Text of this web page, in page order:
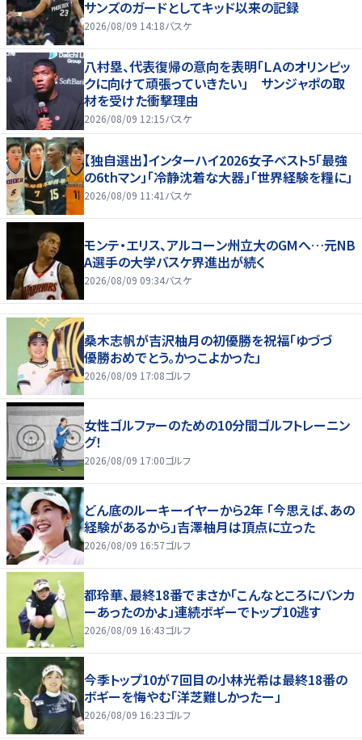
サンズのガードとしてキッド以来の記録
2026/08/09 14:18バスケ
八村塁、代表復帰の意向を表明「ＬＡのオリンピッ
クに向けて頑張っていきたい」 サンジャポの取
材を受けた衝撃理由
2026/08/09 12:15バスケ
【独自選出】インターハイ2026女子ベスト5「最強
の6thマン」「冷静沈着な大器」「世界経験を糧に」
2026/08/09 11:41 バスケ
モンテ・エリス、アルコーン州立大のGMへ…元NB
A選手の大学バスケ界進出が続く
2026/08/09 09:34バスケ
桑木志帆が吉沢柚月の初優勝を祝福「ゆづづ
優勝おめでとう。かっこよかった」
2026/08/09 17:08ゴルフ
女性ゴルファーのための10分間ゴルフトレーニン
グ！
2026/08/09 17:00ゴルフ
どん底のルーキーイヤーから2年 「今思えば、あの
経験があるから」吉澤柚月は頂点に立った
2026/08/09 16:57ゴルフ
都玲華、最終18番でまさか「こんなところにバンカ
ーあったのかよ」連続ボギーでトップ10逃す
2026/08/09 16:43ゴルフ
今季トップ10が７回目の小林光希は最終18番の
ボギーを悔やむ「洋芝難しかったー」
2026/08/09 16:23ゴルフ